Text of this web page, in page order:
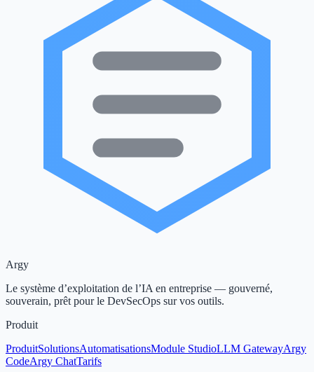
Argy
Le système d’exploitation de l’IA en entreprise — gouverné,
souverain, prêt pour le DevSecOps sur vos outils.
Produit
ProduitSolutionsAutomatisationsModule StudioLLM GatewayArgy
CodeArgy ChatTarifs